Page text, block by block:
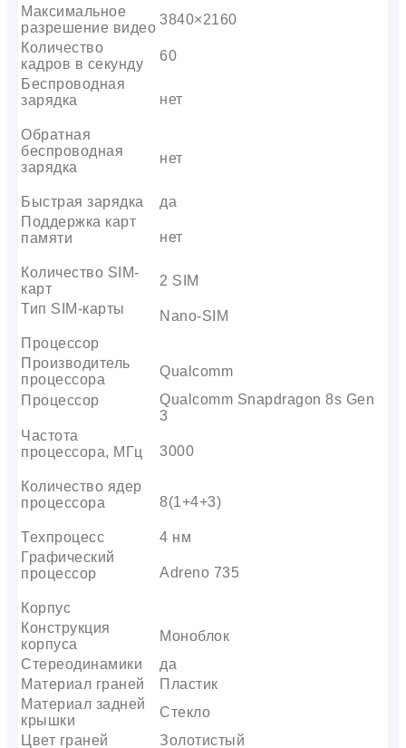
Максимальное
разрешение видео
3840×2160
Количество
кадров в секунду
60
Беспроводная
зарядка
нет
Обратная
беспроводная
зарядка
нет
Быстрая зарядка
да
Поддержка карт
памяти
нет
Количество SIM-
карт
2 SIM
Тип SIM-карты
Nano-SIM
Процессор
Производитель
процессора
Qualcomm
Процессор
Qualcomm Snapdragon 8s Gen
3
Частота
процессора, МГц
3000
Количество ядер
процессора
8(1+4+3)
Техпроцесс
4 нм
Графический
процессор
Adreno 735
Корпус
Конструкция
корпуса
Моноблок
Стереодинамики
да
Материал граней
Пластик
Материал задней
крышки
Стекло
Цвет граней
Золотистый